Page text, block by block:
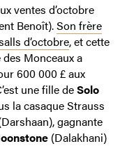
ventes d’octobre
Benoît).Son frère
d’octobre, et cette
Monceaux a
600 000 £ aux
une fille deSolo
la casaque Strauss
gagnante
(Dalakhani)